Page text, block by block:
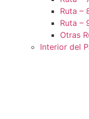
Ruta –
Ruta –
Otras
Interior del